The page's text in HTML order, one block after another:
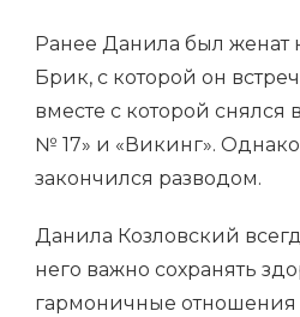
Ранее Данила был женат
Брик, с которой он
вместе с которой снялся
№ 17» и «Викинг».
закончился разводом.
Данила Козловский
него важно сохранять
гармоничные отношения